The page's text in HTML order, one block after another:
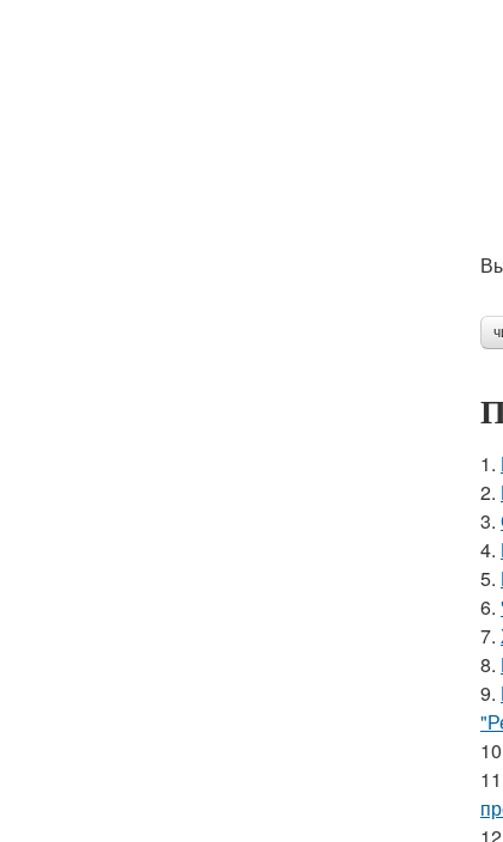
1.
2.
3.
4.
5.
6.
7.
8.
9.